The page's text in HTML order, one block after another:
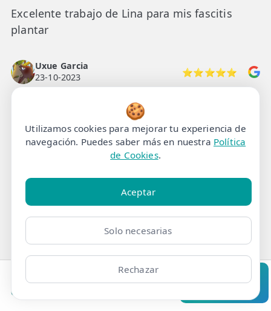
Clínicas
Excelente trabajo de Lina para mis fascitis
plantar
Uxue Garcia
23-10-2023
⭐⭐⭐⭐⭐
Muy bien! Se nota el alivio en la espalda y Lina
Lina muy muy profesional, muy contento con
la sesión de descontractura deportiva.
Neviel Berry
30-09-2023
Lina te explica todo y es un amor de persona,
volveré
🍪
Utilizamos cookies para mejorar tu experiencia de
navegación. Puedes saber más en nuestra Política
de Cookies.
Aceptar
Solo necesarias
Rechazar